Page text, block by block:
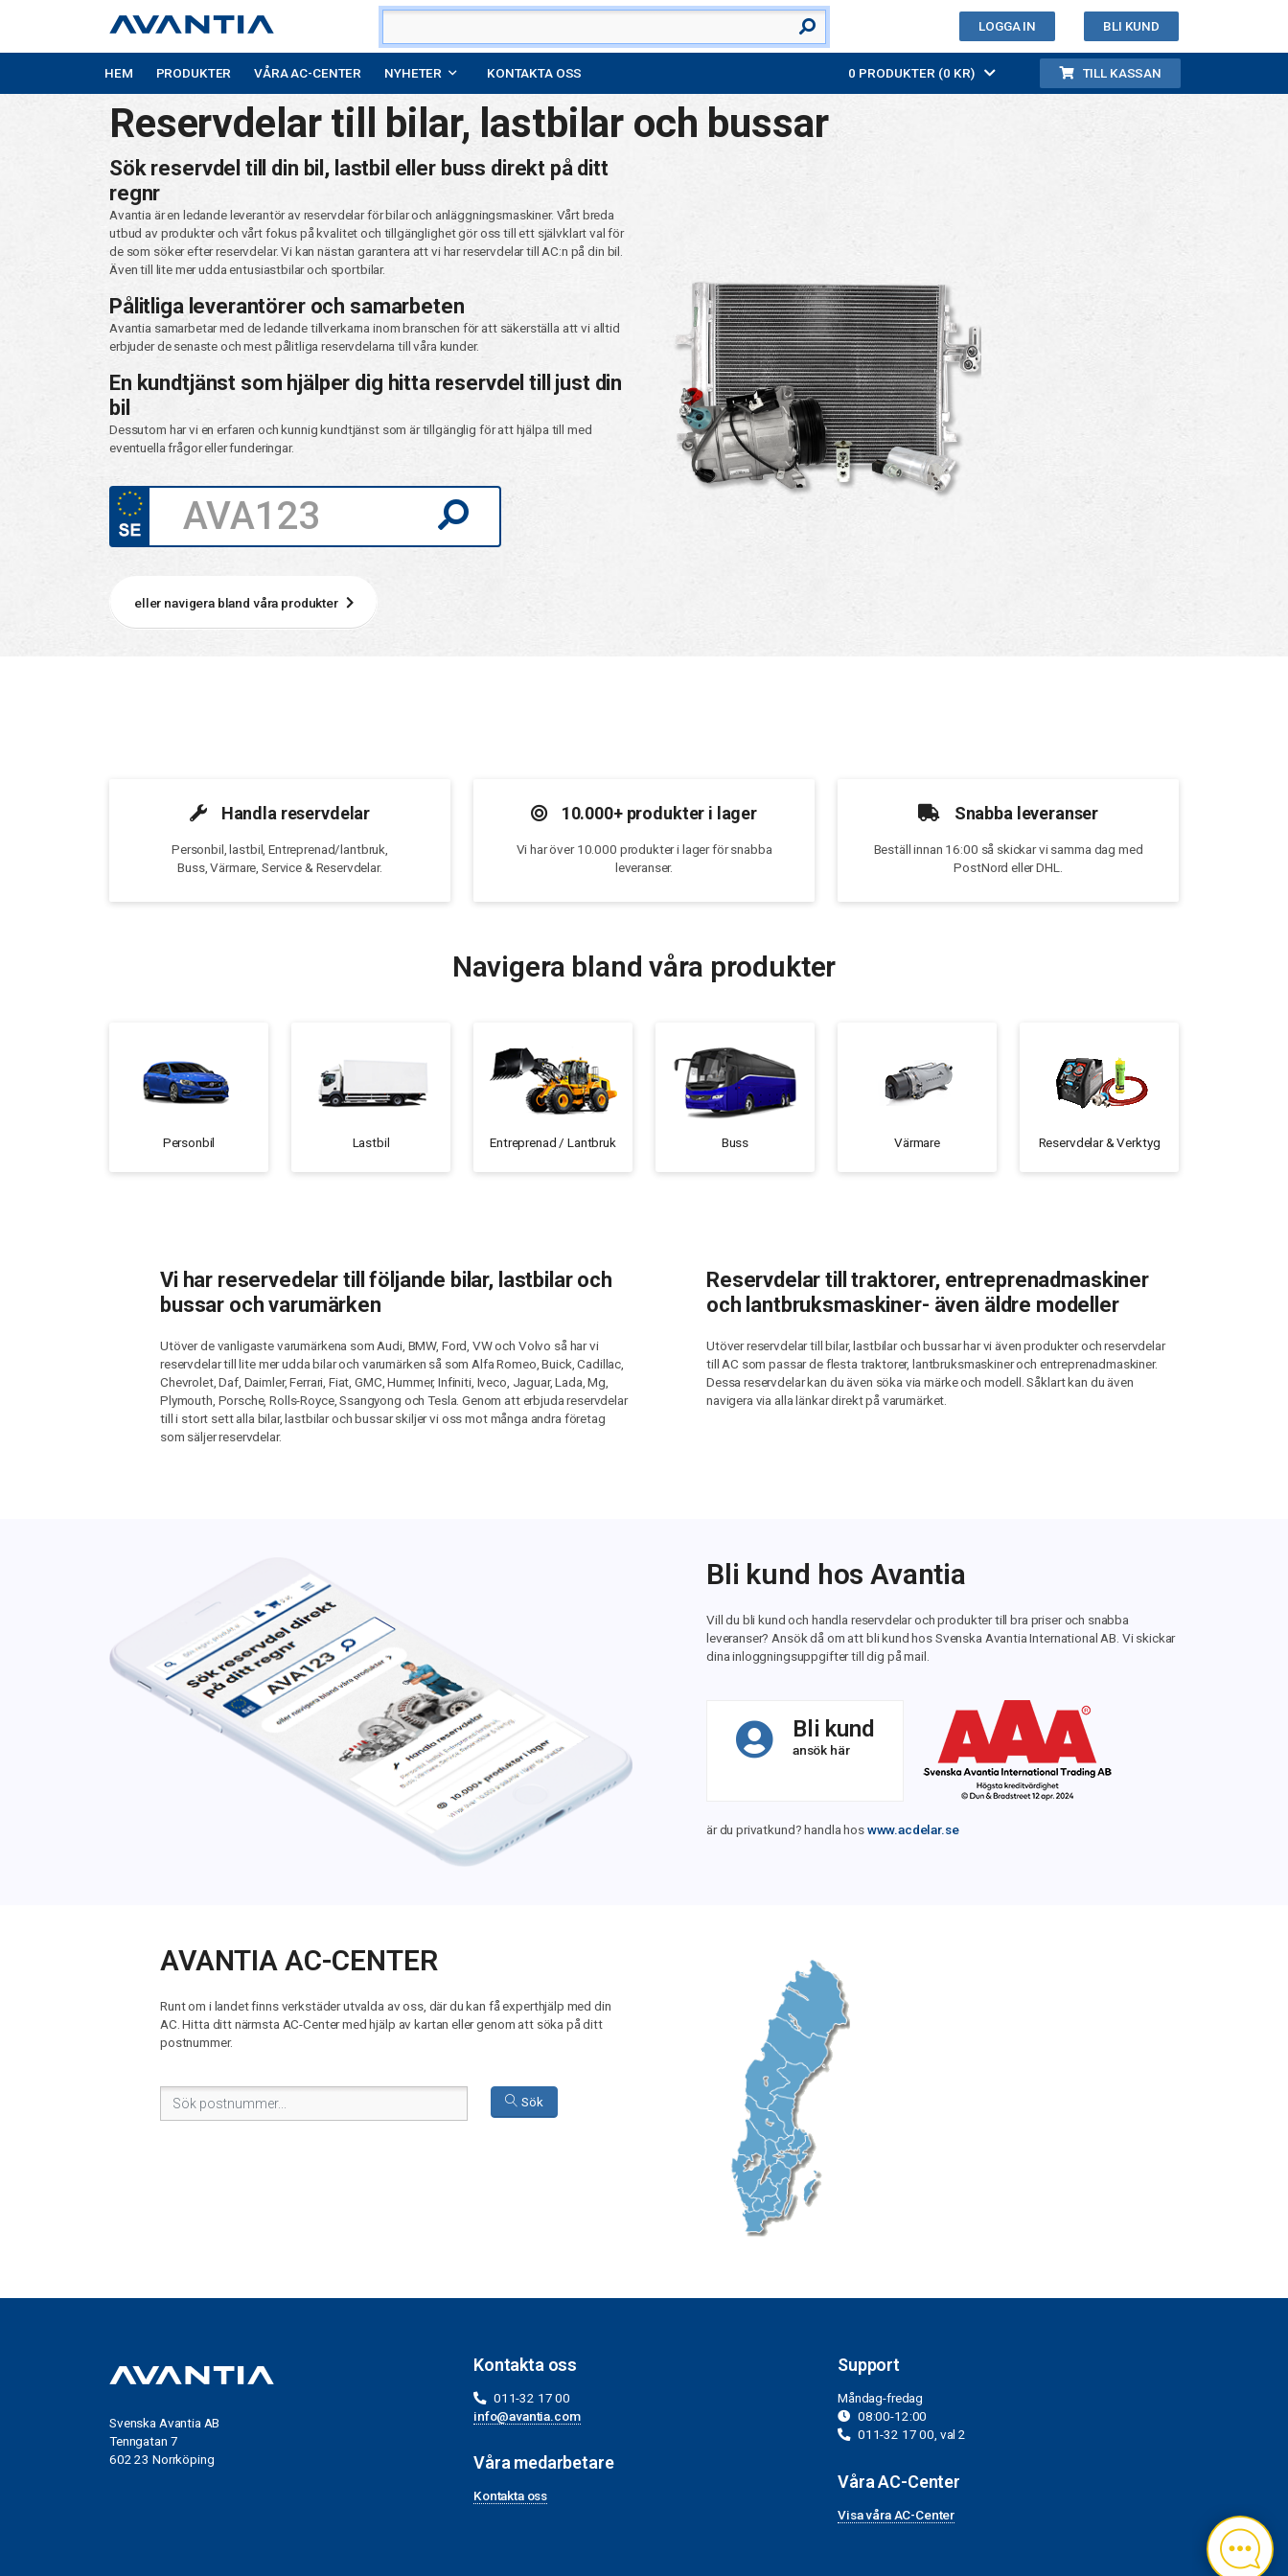
BLI KUND
LOGGA IN
HEM PRODUKTER VÅRA AC-CENTER NYHETER KONTAKTA OSS TILL KASSAN
0 PRODUKTER (0 KR)
Reservdelar till bilar, lastbilar och bussar
Sök reservdel till din bil, lastbil eller buss direkt på ditt
regnr
Avantia är en ledande leverantör av reservdelar för bilar och anläggningsmaskiner. Vårt breda
utbud av produkter och vårt fokus på kvalitet och tillgänglighet gör oss till ett självklart val för
de som söker efter reservdelar. Vi kan nästan garantera att vi har reservdelar till AC:n på din bil.
Även till lite mer udda entusiastbilar och sportbilar.
Pålitliga leverantörer och samarbeten
Avantia samarbetar med de ledande tillverkarna inom branschen för att säkerställa att vi alltid
erbjuder de senaste och mest pålitliga reservdelarna till våra kunder.
En kundtjänst som hjälper dig hitta reservdel till just din
bil
Dessutom har vi en erfaren och kunnig kundtjänst som är tillgänglig för att hjälpa till med
eventuella frågor eller funderingar.
eller navigera bland våra produkter
Handla reservdelar
Personbil, lastbil, Entreprenad/lantbruk,
Buss, Värmare, Service & Reservdelar.
10.000+ produkter i lager
Vi har över 10.000 produkter i lager för snabba
leveranser.
Snabba leveranser
Beställ innan 16:00 så skickar vi samma dag med
PostNord eller DHL.
Navigera bland våra produkter
Personbil Lastbil Entreprenad / Lantbruk Buss Värmare Reservdelar & Verktyg
Vi har reservedelar till följande bilar, lastbilar och
bussar och varumärken
Utöver de vanligaste varumärkena som Audi, BMW, Ford, VW och Volvo så har vi
reservdelar till lite mer udda bilar och varumärken så som Alfa Romeo, Buick, Cadillac,
Chevrolet, Daf, Daimler, Ferrari, Fiat, GMC, Hummer, Infiniti, Iveco, Jaguar, Lada, Mg,
Plymouth, Porsche, Rolls-Royce, Ssangyong och Tesla. Genom att erbjuda reservdelar
till i stort sett alla bilar, lastbilar och bussar skiljer vi oss mot många andra företag
som säljer reservdelar.
Reservdelar till traktorer, entreprenadmaskiner
och lantbruksmaskiner- även äldre modeller
Utöver reservdelar till bilar, lastbilar och bussar har vi även produkter och reservdelar
till AC som passar de flesta traktorer, lantbruksmaskiner och entreprenadmaskiner.
Dessa reservdelar kan du även söka via märke och modell. Såklart kan du även
navigera via alla länkar direkt på varumärket.
Bli kund hos Avantia
Vill du bli kund och handla reservdelar och produkter till bra priser och snabba
leveranser? Ansök då om att bli kund hos Svenska Avantia International AB. Vi skickar
dina inloggningsuppgifter till dig på mail.
Bli kund
ansök här
är du privatkund? handla hoswww.acdelar.se
AVANTIA AC-CENTER
Runt om i landet finns verkstäder utvalda av oss, där du kan få experthjälp med din
AC. Hitta ditt närmsta AC-Center med hjälp av kartan eller genom att söka på ditt
postnummer.
Sök
Svenska Avantia AB
Tenngatan 7
602 23 Norrköping
Kontakta oss
011-32 17 00
info@avantia.com
Våra medarbetare
Kontakta oss
Support
Måndag-fredag
08:00-12:00
011-32 17 00, val 2
Våra AC-Center
Visa våra AC-Center